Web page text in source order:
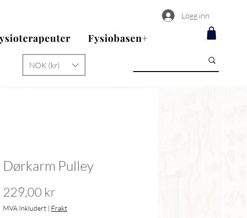
NOK (kr)
Logg inn
Fysiobasen+
Dørkarm Pulley
229,00 krPris
MVA Inkludert | Frakt